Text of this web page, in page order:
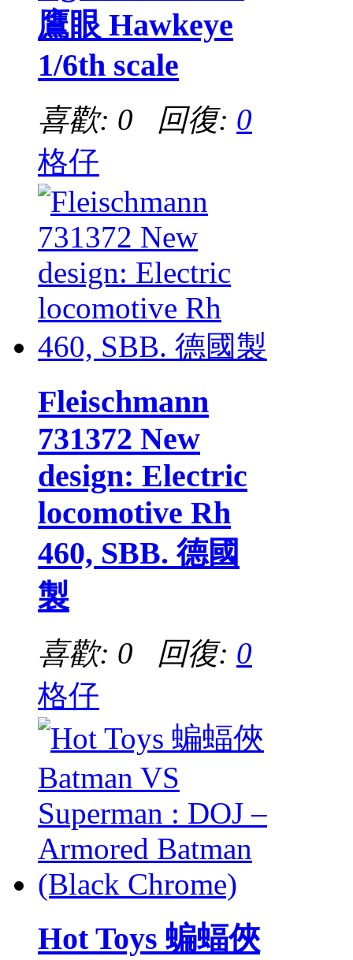
鷹眼 Hawkeye
1/6th scale
喜歡: 0 回復: 0
格仔
Fleischmann
731372 New
design: Electric
locomotive Rh
460, SBB. 德國
製
喜歡: 0 回復: 0
格仔
Hot Toys 蝙蝠俠